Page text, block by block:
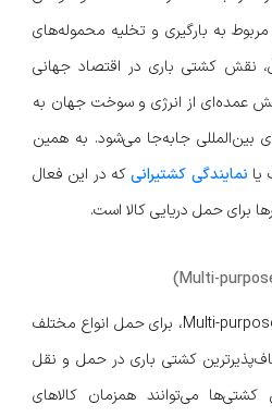
به بارگیری و تخلیه محموله‌های
نقش کشتی باری در اقتصاد جهانی
عمده‌ای از انرژی و سوخت جهان به
بین‌المللی جابه‌جا می‌شود. به همین
یا نمایندگی کشتیرانیکه در این فعال
برای حمل دریایی کالا است.
کشتی چندمنظوره یا Multi-purpose Vessel، برای حمل انواع مختلف
کشتی باری در حمل و نقل
می‌توانند همزمان کالاهای